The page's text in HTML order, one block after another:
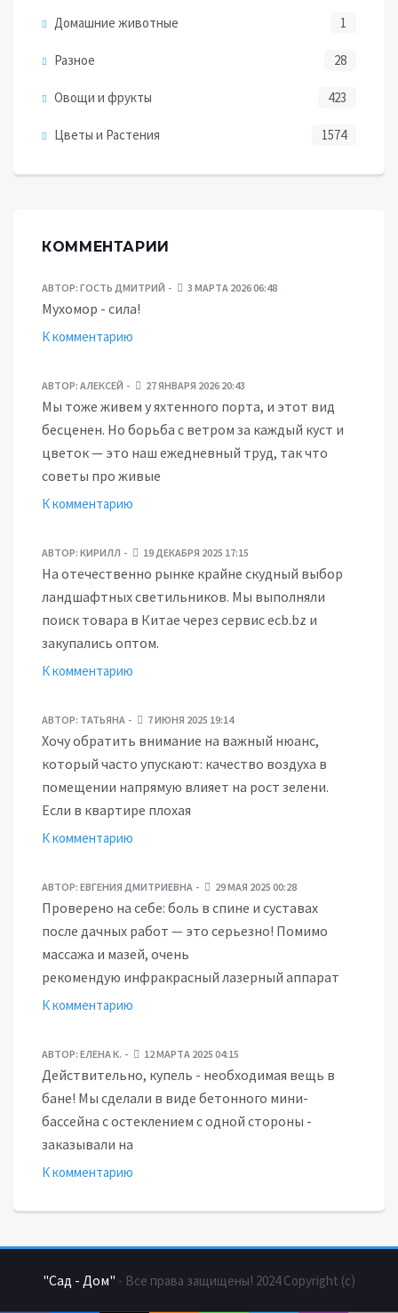
Домашние животные 1
Разное 28
Овощи и фрукты 423
Цветы и Растения 1574
КОММЕНТАРИИ
АВТОР: ГОСТЬ ДМИТРИЙ 3 МАРТА 2026 06:48
Мухомор - сила!
К комментарию
АВТОР: АЛЕКСЕЙ 27 ЯНВАРЯ 2026 20:43
Мы тоже живем у яхтенного порта, и этот вид
бесценен. Но борьба с ветром за каждый куст и
цветок — это наш ежедневный труд, так что
советы про живые
К комментарию
АВТОР: КИРИЛЛ 19 ДЕКАБРЯ 2025 17:15
На отечественно рынке крайне скудный выбор
ландшафтных светильников. Мы выполняли
поиск товара в Китае через сервис ecb.bz и
закупались оптом.
К комментарию
АВТОР: ТАТЬЯНА 7 ИЮНЯ 2025 19:14
Хочу обратить внимание на важный нюанс,
который часто упускают: качество воздуха в
помещении напрямую влияет на рост зелени.
Если в квартире плохая
К комментарию
АВТОР: ЕВГЕНИЯ ДМИТРИЕВНА 29 МАЯ 2025 00:28
Проверено на себе: боль в спине и суставах
после дачных работ — это серьезно! Помимо
массажа и мазей, очень
рекомендую инфракрасный лазерный аппарат
К комментарию
АВТОР: ЕЛЕНА К. 12 МАРТА 2025 04:15
Действительно, купель - необходимая вещь в
бане! Мы сделали в виде бетонного мини-
бассейна с остеклением с одной стороны -
заказывали на
К комментарию
"Сад - Дом" - Все права защищены! 2024 Copyright (с)